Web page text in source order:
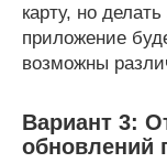
карту, но
приложение
возможны
Вариант 3:
обновлений